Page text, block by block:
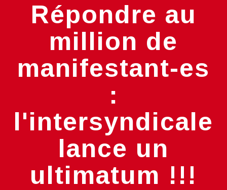
Répondre au
million de
manifestant-es
:
l'intersyndicale
lance un
ultimatum !!!